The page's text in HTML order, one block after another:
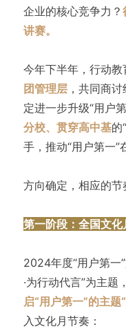
企业的核心竞争力？
讲赛。
今年下半年，行动
团管理层，共同商讨
定进一步升级“用户
分校、贯穿高中基的
手，推动“用户第一”
方向确定，相应的节
第一阶段：全国文化
2024年度“用户第一
·为行动代言”为主题
启“用户第一”的主题
入文化月节奏：